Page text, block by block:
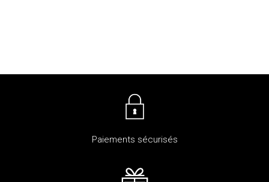
Paiements sécurisés